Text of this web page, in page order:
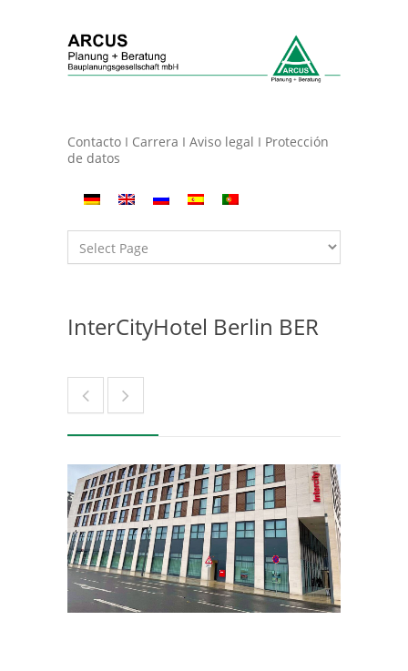
Contacto I Carrera I Aviso legal I Protección
de datos
InterCityHotel Berlin BER